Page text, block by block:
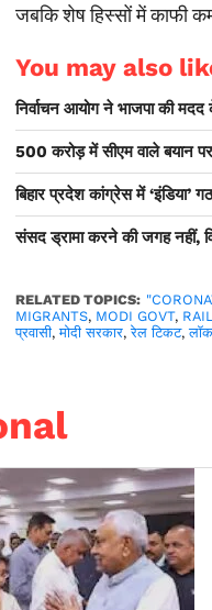
जबकि शेष हिस्सों में काफी
You may also
निर्वाचन आयोग ने भाजपा की
500 करोड़ में सीएम वाले बयान
बिहार प्रदेश कांग्रेस में
संसद ड्रामा करने की जगह नहीं,
RELATED TOPICS:
MIGRANTS, MODI GOVT,
प्रवासी,मोदी सरकार,रेल टिकट,